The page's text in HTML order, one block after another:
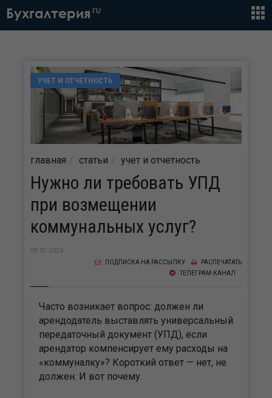
Бухгалтерия ru
УЧЕТ И ОТЧЕТНОСТЬ
главная статьи учет и отчетность
Нужно ли требовать УПД
при возмещении
коммунальных услуг?
09.07.2026
РАСПЕЧАТАТЬ
ПОДПИСКА НА РАССЫЛКУ
ТЕЛЕГРАМ-КАНАЛ
Часто возникает вопрос: должен ли
арендодатель выставлять универсальный
передаточный документ (УПД), если
арендатор компенсирует ему расходы на
«коммуналку»? Короткий ответ — нет, не
должен. И вот почему.